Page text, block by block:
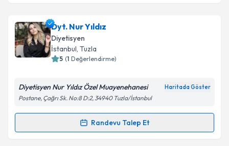
Takvim Talebini Gönder
Dyt. Mehmet Resul Bașdinç
talebi oluşturun. Size bu uzmandan randevu almanız
için bir takvim hazırlandığında e-posta ile
bilgilendireceğiz.
Kişisel verilerimin işlenmesine ilişkin
Dyt. Nur Yıldız
Diyetisyen
İstanbul, Tuzla
5 (1 Değerlendirme)
Diyetisyen Nur Yıldız Özel Muayenehanesi Haritada Göster
Postane, Çağrı Sk. No:8 D:2, 34940 Tuzla/İstanbul
Randevu Talep Et
Randevu Takvimi Talebi